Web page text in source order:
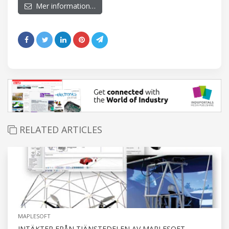
Mer information…
RELATED ARTICLES
MAPLESOFT